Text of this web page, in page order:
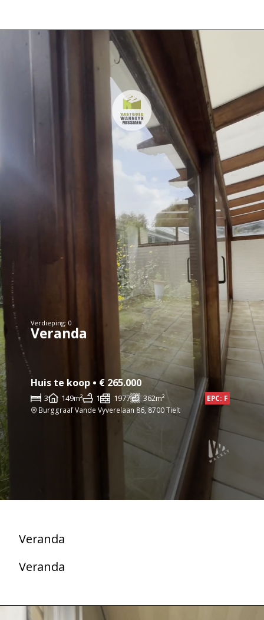
Verdieping: 0
Veranda
Huis te koop • € 265.000
3 149m² 1 1977 362m²
EPC: F
Burggraaf Vande Vyverelaan 86, 8700 Tielt
Veranda
Veranda